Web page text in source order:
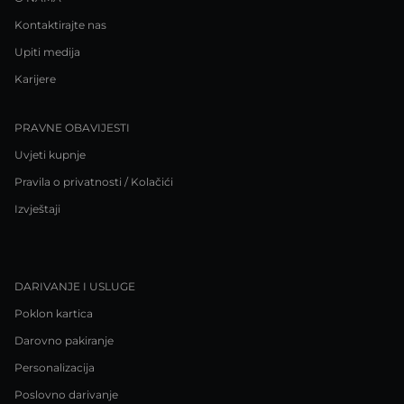
Kontaktirajte nas
Upiti medija
Karijere
PRAVNE OBAVIJESTI
Uvjeti kupnje
Pravila o privatnosti / Kolačići
Izvještaji
DARIVANJE I USLUGE
Poklon kartica
Darovno pakiranje
Personalizacija
Poslovno darivanje